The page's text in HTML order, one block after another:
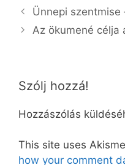
Ünnepi szentmise
Az ökumené célja
Szólj hozzá!
Hozzászólás
This site uses
how your comment